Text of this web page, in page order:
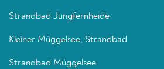
Strandbad Jungfernheide
Kleiner Müggelsee, Strandbad
Strandbad Müggelsee